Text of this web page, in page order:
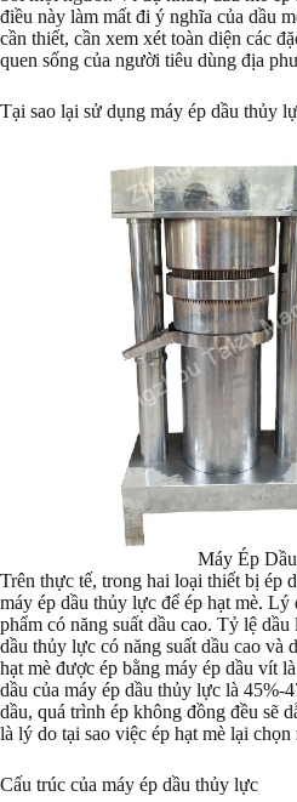
điều này làm mất đi ý nghĩa của dầu
cần thiết, cần xem xét toàn diện các
quen sống của người tiêu dùng địa
Tại sao lại sử dụng máy ép dầu thủy
Máy Ép
Trên thực tế, trong hai loại thiết bị ép
máy ép dầu thủy lực để ép hạt mè. Lý
phẩm có năng suất dầu cao. Tỷ lệ
dầu thủy lực có năng suất dầu cao và
hạt mè được ép bằng máy ép dầu vít
dầu của máy ép dầu thủy lực là 45%-
dầu, quá trình ép không đồng đều sẽ
là lý do tại sao việc ép hạt mè lại
Cấu trúc của máy ép dầu thủy lực